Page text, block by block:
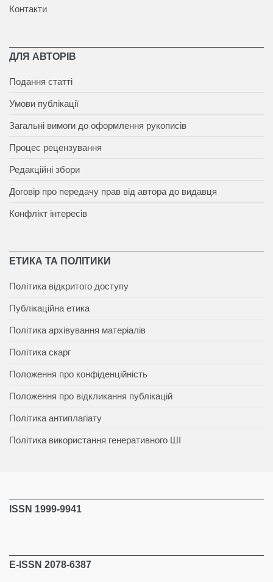
Контакти
ДЛЯ АВТОРІВ
Подання статті
Умови публікації
Загальні вимоги до оформлення рукописів
Процес рецензування
Редакційні збори
Договір про передачу прав від автора до видавця
Конфлікт інтересів
ЕТИКА ТА ПОЛІТИКИ
Політика відкритого доступу
Публікаційна етика
Політика архівування матеріалів
Політика скарг
Положення про конфіденційність
Положення про відкликання публікацій
Політика антиплагіату
Політика використання генеративного ШІ
ISSN 1999-9941
E-ISSN 2078-6387